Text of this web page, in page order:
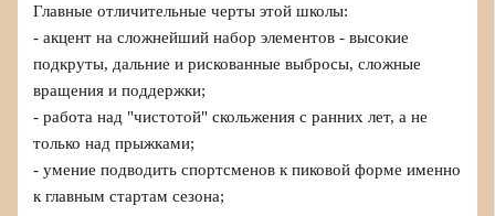
Главные отличительные черты этой школы:
- акцент на сложнейший набор элементов - высокие
подкруты, дальние и рискованные выбросы, сложные
вращения и поддержки;
- работа над "чистотой" скольжения с ранних лет, а не
только над прыжками;
- умение подводить спортсменов к пиковой форме именно
к главным стартам сезона;